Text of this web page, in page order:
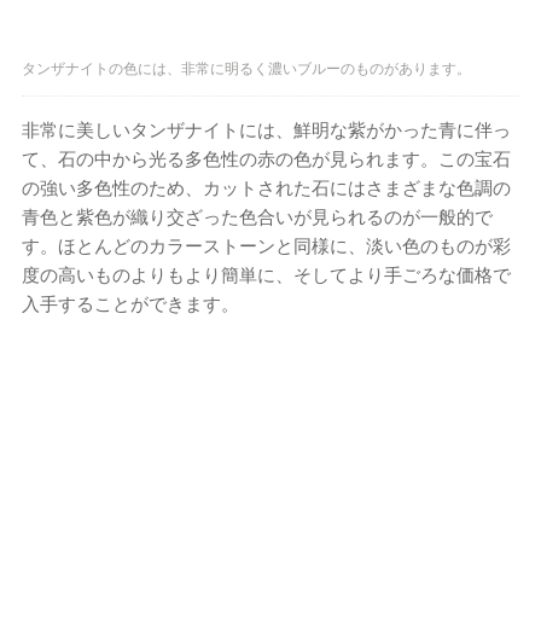
タンザナイトの色には、非常に明るく濃いブルーのものがあります。
非常に美しいタンザナイトには、鮮明な紫がかった青に伴っ
て、石の中から光る多色性の赤の色が見られます。この宝石
の強い多色性のため、カットされた石にはさまざまな色調の
青色と紫色が織り交ざった色合いが見られるのが一般的で
す。ほとんどのカラーストーンと同様に、淡い色のものが彩
度の高いものよりもより簡単に、そしてより手ごろな価格で
入手することができます。